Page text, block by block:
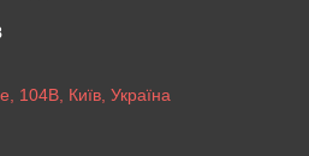
104B, Київ, Україна